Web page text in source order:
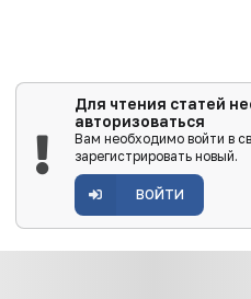
Для чтения статей
авторизоваться
Вам необходимо войти в
зарегистрировать новый.
ВОЙТИ